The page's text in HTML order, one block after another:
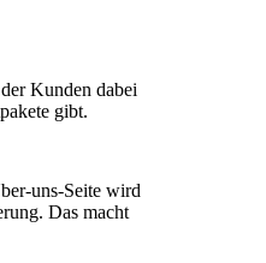
Kunden dabei
gibt.
uns-Seite wird
Das macht